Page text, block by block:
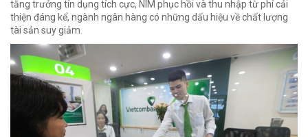
tăng trưởng tín dụng tích cực, NIM phục hồi và thu nhập từ phí cải
thiện đáng kể, ngành ngân hàng có những dấu hiệu về chất lượng
tài sản suy giảm.